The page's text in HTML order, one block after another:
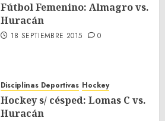
Fútbol Femenino: Almagro vs.
Huracán
18 SEPTIEMBRE 2015 0
Disciplinas Deportivas Hockey
Hockey s/ césped: Lomas C vs.
Huracán